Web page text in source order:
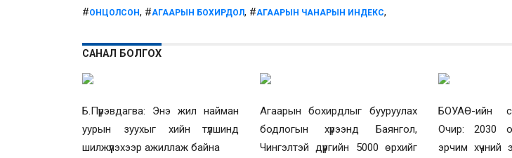
#ОНЦОЛСОН, #АГААРЫН БОХИРДОЛ, #АГААРЫН ЧАНАРЫН ИНДЕКС,
САНАЛ БОЛГОХ
Б.Пүрэвдагва: Энэ жил найман
уурын зуухыг хийн түлшинд
шилжүүлэхээр ажиллаж байна
Агаарын бохирдлыг бууруулах
бодлогын хүрээнд Баянгол,
Чингэлтэй дүүргийн 5000 өрхийг
БОУАӨ-ийн
Очир: 2030
эрчим хүчний